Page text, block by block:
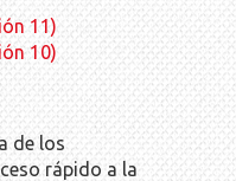
11)
10)
de los
rápido a la